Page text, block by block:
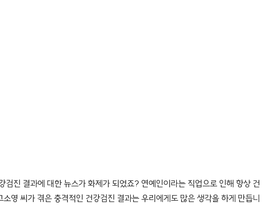
검진 결과에 대한 뉴스가 화제가 되었죠? 연예인이라는 직업으로 인해 항상 건
영 씨가 겪은 충격적인 건강검진 결과는 우리에게도 많은 생각을 하게 만듭니